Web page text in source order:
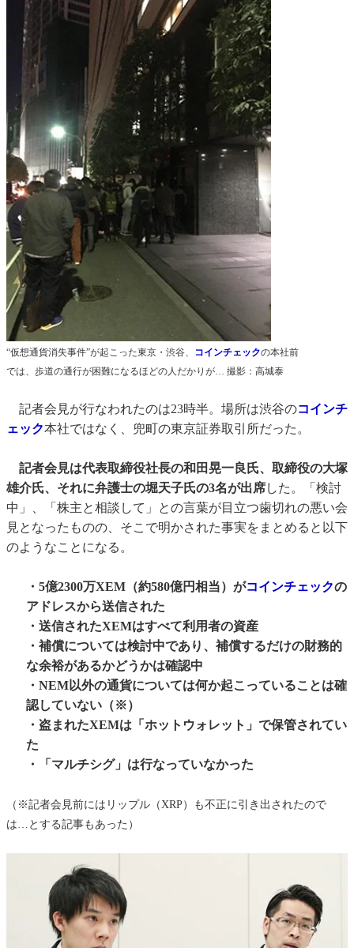
“仮想通貨消失事件”が起こった東京・渋谷、 コインチェックの本社前
では、歩道の通行が困難になるほどの人だかりが… 撮影：高城泰
記者会見が行なわれたのは23時半。場所は渋谷のコインチ
ェック本社ではなく、兜町の東京証券取引所だった。
記者会見は代表取締役社長の和田晃一良氏、取締役の大塚
雄介氏、それに弁護士の堀天子氏の3名が出席した。「検討
中」、「株主と相談して」との言葉が目立つ歯切れの悪い会
見となったものの、そこで明かされた事実をまとめると以下
のようなことになる。
・5億2300万XEM（約580億円相当）がコインチェックの
アドレスから送信された
・送信されたXEMはすべて利用者の資産
・補償については検討中であり、補償するだけの財務的
な余裕があるかどうかは確認中
・NEM以外の通貨については何か起こっていることは確
認していない（※）
・盗まれたXEMは「ホットウォレット」で保管されてい
た
・「マルチシグ」は行なっていなかった
（※記者会見前にはリップル（XRP）も不正に引き出されたので
は…とする記事もあった）